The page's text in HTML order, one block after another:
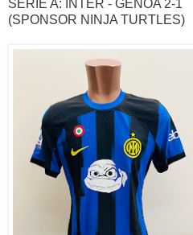
SERIE A: INTER - GENOA 2-1
(SPONSOR NINJA TURTLES)